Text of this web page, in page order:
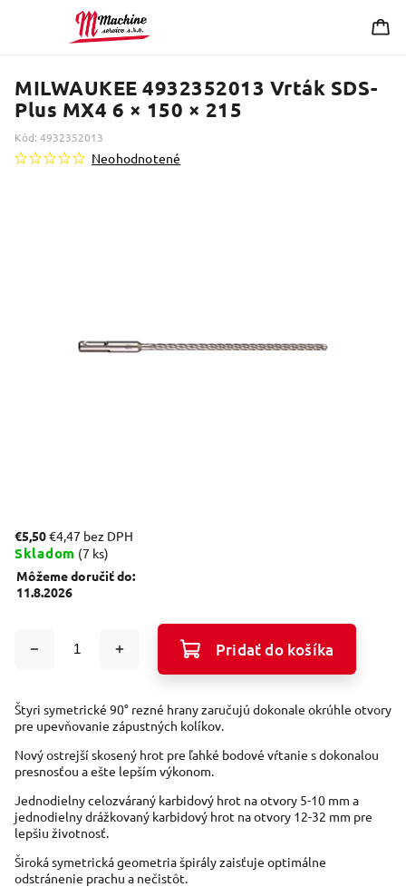
MILWAUKEE 4932352013 Vrták SDS-
Plus MX4 6 × 150 × 215
Kód: 4932352013
Neohodnotené
€5,50€4,47 bez DPH
Skladom (7 ks)
Môžeme doručiť do:
11.8.2026
Pridať do košíka
Štyri symetrické 90° rezné hrany zaručujú dokonale okrúhle otvory
pre upevňovanie zápustných kolíkov.
Nový ostrejší skosený hrot pre ľahké bodové vŕtanie s dokonalou
presnosťou a ešte lepším výkonom.
Jednodielny celozváraný karbidový hrot na otvory 5-10 mm a
jednodielny drážkovaný karbidový hrot na otvory 12-32 mm pre
lepšiu životnosť.
Široká symetrická geometria špirály zaisťuje optimálne
odstránenie prachu a nečistôt.